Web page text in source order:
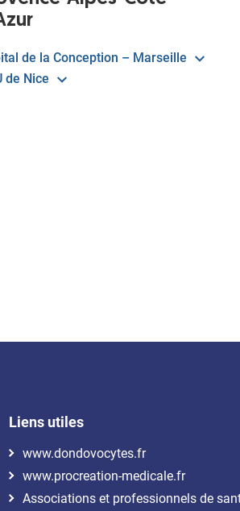
de la Conception – Marseille
de Nice
Liens utiles
www.dondovocytes.fr
www.procreation-medicale.fr
Associations et professionnels de